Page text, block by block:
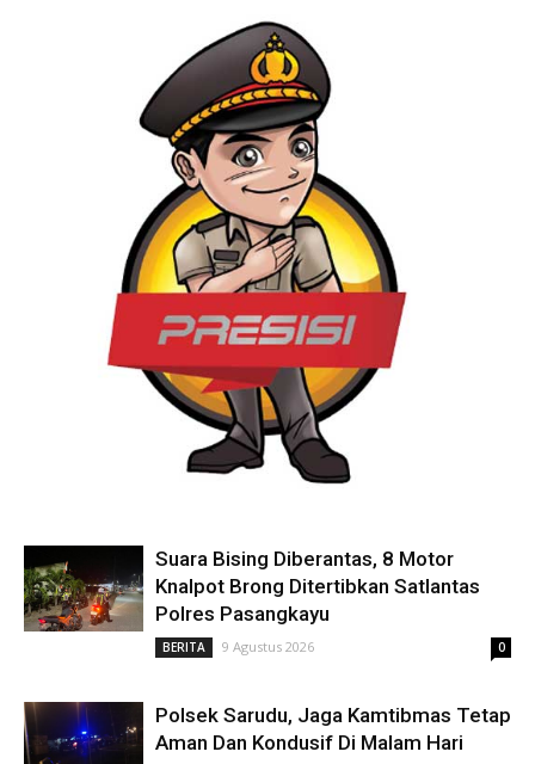
Suara Bising Diberantas, 8 Motor
Knalpot Brong Ditertibkan Satlantas
Polres Pasangkayu
BERITA 9 Agustus 2026 0
Polsek Sarudu, Jaga Kamtibmas Tetap
Aman Dan Kondusif Di Malam Hari